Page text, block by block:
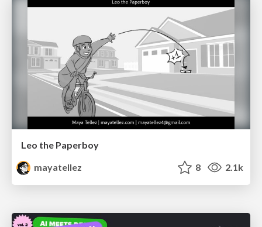
Leo the Paperboy
mayatellez
8 2.1k